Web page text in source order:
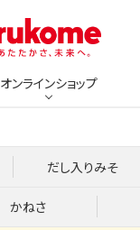
オンラインショップ
だし入りみそ
かねさ